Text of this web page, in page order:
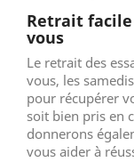
Retrait facile
vous
Le retrait des
vous, les
pour récupérer
soit bien pris en
donnerons
vous aider à